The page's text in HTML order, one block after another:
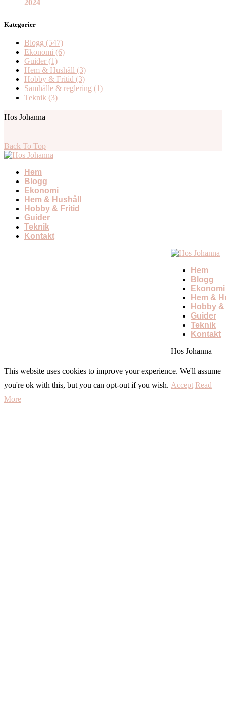
2024
Kategorier
Blogg (547)
Ekonomi (6)
Guider (1)
Hem & Hushåll (3)
Hobby & Fritid (3)
Samhälle & reglering (1)
Teknik (3)
Hos Johanna
Back To Top
Hem
Blogg
Ekonomi
Hem & Hushåll
Hobby & Fritid
Guider
Teknik
Kontakt
Hem
Blogg
Ekonomi
Hem &
Hobby
Guider
Teknik
Kontakt
Hos Johanna
This website uses cookies to improve your experience. We'll assume
you're ok with this, but you can opt-out if you wish. Accept Read
More